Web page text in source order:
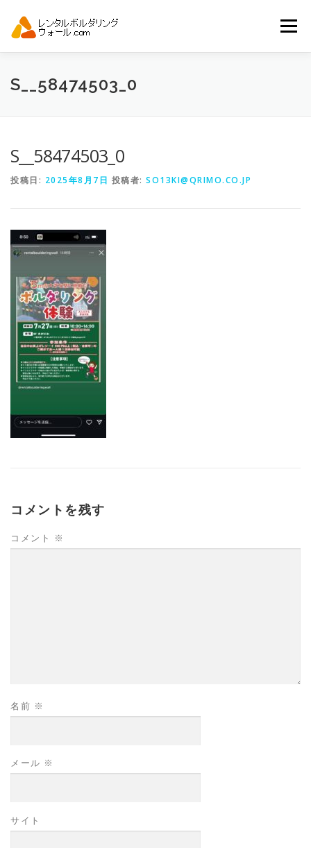
メニュー
トップ 自動見積り
S__58474503_0
S__58474503_0
投稿日: 2025年8月7日 投稿者: SO13KI@QRIMO.CO.JP
コメントを残す
コメント ※
名前 ※
メール ※
サイト